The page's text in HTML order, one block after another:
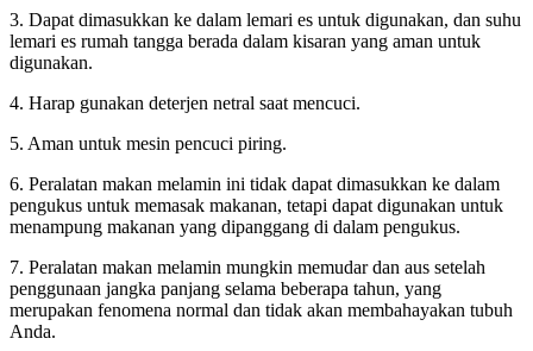
3. Dapat dimasukkan ke dalam lemari es untuk digunakan, dan suhu
lemari es rumah tangga berada dalam kisaran yang aman untuk
digunakan.
4. Harap gunakan deterjen netral saat mencuci.
5. Aman untuk mesin pencuci piring.
6. Peralatan makan melamin ini tidak dapat dimasukkan ke dalam
pengukus untuk memasak makanan, tetapi dapat digunakan untuk
menampung makanan yang dipanggang di dalam pengukus.
7. Peralatan makan melamin mungkin memudar dan aus setelah
penggunaan jangka panjang selama beberapa tahun, yang
merupakan fenomena normal dan tidak akan membahayakan tubuh
Anda.